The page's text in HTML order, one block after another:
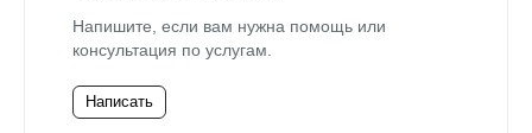
Напишите, если вам нужна помощь или
консультация по услугам.
Написать